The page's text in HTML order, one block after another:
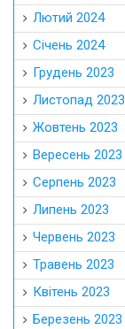
Лютий 2024
Січень 2024
Грудень 2023
Листопад 2023
Жовтень 2023
Вересень 2023
Серпень 2023
Липень 2023
Червень 2023
Травень 2023
Квітень 2023
Березень 2023